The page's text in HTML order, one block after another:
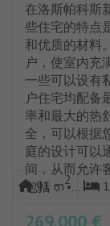
在洛斯帕科斯
些住宅的特点
和优质的材料
户，使室内充
一些可以设有
户住宅均配备
率和最大的热
全，可以根据
庭的设计可以
间，从而允许
包括： •...
91 m2 1